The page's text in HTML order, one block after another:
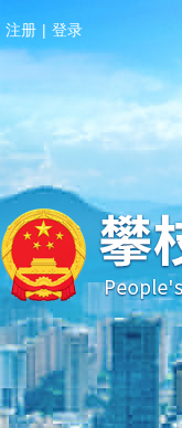
注册 | 登录